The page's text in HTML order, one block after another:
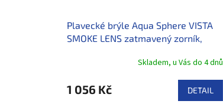
Plavecké brýle Aqua Sphere VISTA
SMOKE LENS zatmavený zorník,
Skladem, u Vás do 4 dnů
1 056 Kč DETAIL